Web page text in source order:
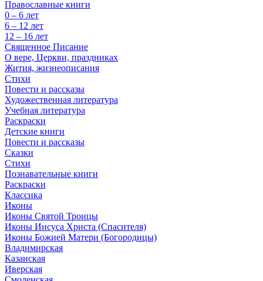
Православные книги
0 – 6 лет
6 – 12 лет
12 – 16 лет
Священное Писание
О вере, Церкви, праздниках
Жития, жизнеописания
Стихи
Повести и рассказы
Художественная литература
Учебная литература
Раскраски
Детские книги
Повести и рассказы
Сказки
Стихи
Познавательные книги
Раскраски
Классика
Иконы
Иконы Святой Троицы
Иконы Иисуса Христа (Спасителя)
Иконы Божией Матери (Богородицы)
Владимирская
Казанская
Иверская